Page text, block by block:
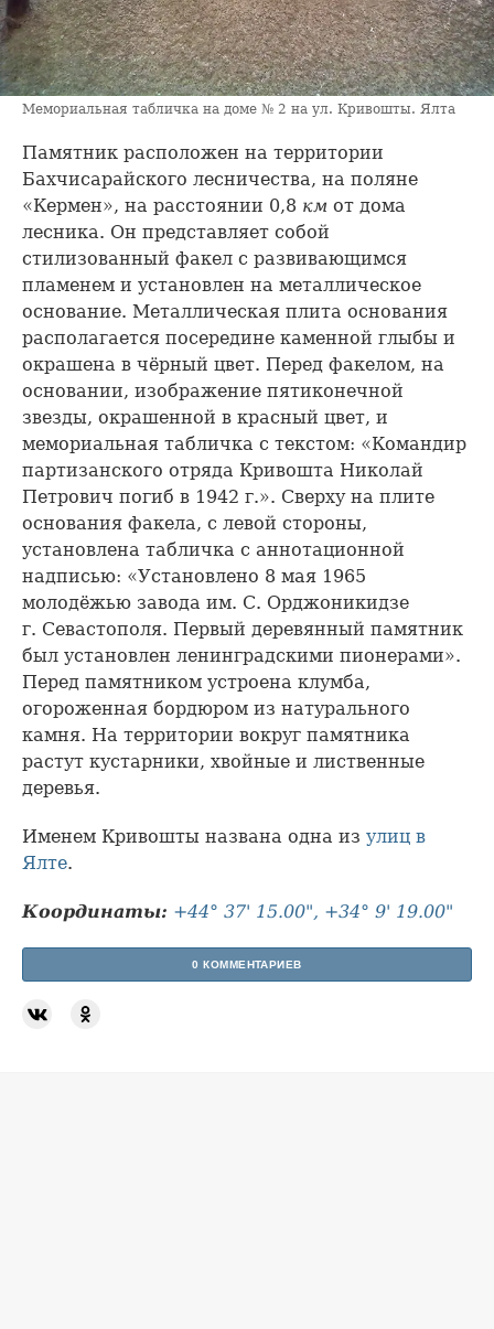
Мемориальная табличка на доме № 2 на ул. Кривошты. Ялта
Памятник расположен на территории
Бахчисарайского лесничества, на поляне
«Кермен», на расстоянии 0,8 км от дома
лесника. Он представляет собой
стилизованный факел с развивающимся
пламенем и установлен на металлическое
основание. Металлическая плита основания
располагается посередине каменной глыбы и
окрашена в чёрный цвет. Перед факелом, на
основании, изображение пятиконечной
звезды, окрашенной в красный цвет, и
мемориальная табличка с текстом: «Командир
партизанского отряда Кривошта Николай
Петрович погиб в 1942 г.». Сверху на плите
основания факела, с левой стороны,
установлена табличка с аннотационной
надписью: «Установлено 8 мая 1965
молодёжью завода им. С. Орджоникидзе
г. Севастополя. Первый деревянный памятник
был установлен ленинградскими пионерами».
Перед памятником устроена клумба,
огороженная бордюром из натурального
камня. На территории вокруг памятника
растут кустарники, хвойные и лиственные
деревья.
Именем Кривошты названа одна из улиц в
Ялте.
Координаты: +44° 37' 15.00", +34° 9' 19.00"
0 КОММЕНТАРИЕВ